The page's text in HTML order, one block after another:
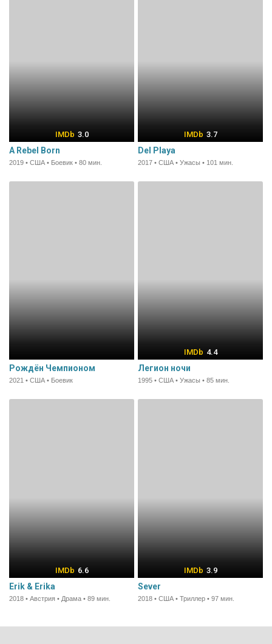
3.0
A Rebel Born
2019 • США • Боевик • 80 мин.
3.7
Del Playa
2017 • США • Ужасы • 101 мин.
Рождён Чемпионом
2021 • США • Боевик
4.4
Легион ночи
1995 • США • Ужасы • 85 мин.
6.6
Erik & Erika
2018 • Австрия • Драма • 89 мин.
3.9
Sever
2018 • США • Триллер • 97 мин.